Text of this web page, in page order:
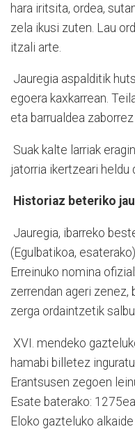
hara iritsita, ordea,
zela ikusi zuten. Lau
itzali arte.
Jauregia aspalditik
egoera kaxkarrean.
eta barrualdea
Suak kalte larriak
jatorria ikertzeari heldu
Historiaz beteriko
Jauregia, ibarreko
(Egulbatikoa,
Erreinuko nomina
zerrendan ageri zenez,
zerga ordaintzetik
XVI. mendeko
hamabi billetez
Erantsusen zegoen
Esate baterako:
Eloko gazteluko